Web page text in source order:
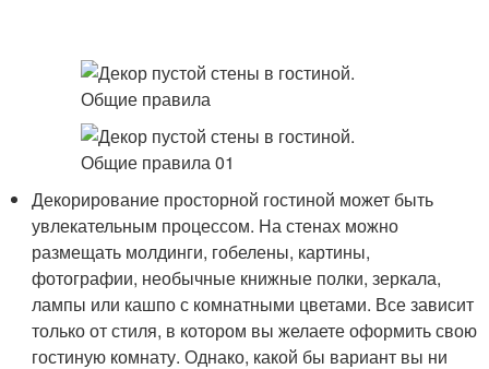
Декорирование просторной гостиной может быть
увлекательным процессом. На стенах можно
размещать молдинги, гобелены, картины,
фотографии, необычные книжные полки, зеркала,
лампы или кашпо с комнатными цветами. Все зависит
только от стиля, в котором вы желаете оформить свою
гостиную комнату. Однако, какой бы вариант вы ни